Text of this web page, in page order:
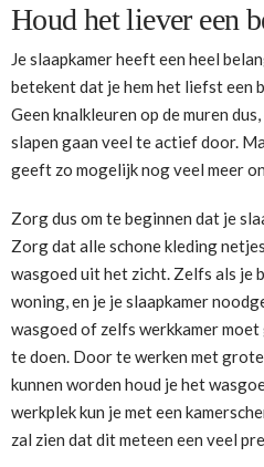
Houd het liever een
Je slaapkamer heeft een heel
betekent dat je hem het liefst een
Geen knalkleuren op de muren
slapen gaan veel te actief door.
geeft zo mogelijk nog veel meer
Zorg dus om te beginnen dat je
Zorg dat alle schone kleding
wasgoed uit het zicht. Zelfs als je
woning, en je je slaapkamer
wasgoed of zelfs werkkamer
te doen. Door te werken met
kunnen worden houd je het
werkplek kun je met een
zal zien dat dit meteen een veel